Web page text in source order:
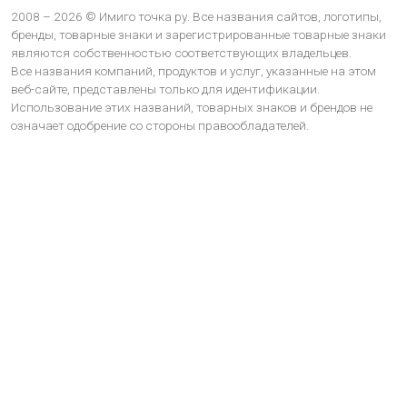
2008 – 2026 © Имиго точка ру. Все названия сайтов, логотипы,
бренды, товарные знаки и зарегистрированные товарные знаки
являются собственностью соответствующих владельцев.
Все названия компаний, продуктов и услуг, указанные на этом
веб-сайте, представлены только для идентификации.
Использование этих названий, товарных знаков и брендов не
означает одобрение со стороны правообладателей.